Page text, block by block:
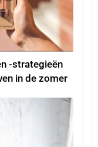
-strategieën
in de zomer